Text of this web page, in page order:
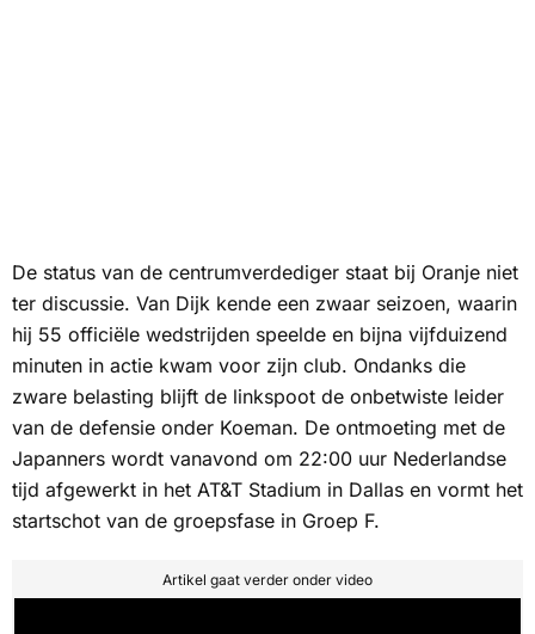
De status van de centrumverdediger staat bij Oranje niet
ter discussie. Van Dijk kende een zwaar seizoen, waarin
hij 55 officiële wedstrijden speelde en bijna vijfduizend
minuten in actie kwam voor zijn club. Ondanks die
zware belasting blijft de linkspoot de onbetwiste leider
van de defensie onder Koeman. De ontmoeting met de
Japanners wordt vanavond om 22:00 uur Nederlandse
tijd afgewerkt in het AT&T Stadium in Dallas en vormt het
startschot van de groepsfase in Groep F.
Artikel gaat verder onder video